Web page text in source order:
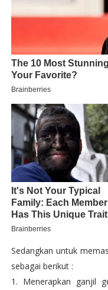
Sedangkan untuk
sebagai berikut :
1. Menerapkan ganjil